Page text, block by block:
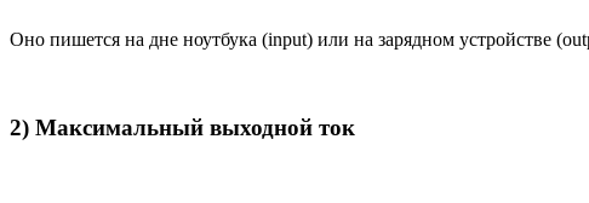
Оно пишется на дне ноутбука (input) или на зарядном устройстве
2) Максимальный выходной ток